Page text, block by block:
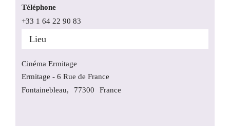
Lieu
Cinéma Ermitage
Ermitage - 6 Rue de France
Fontainebleau, 77300 France
Téléphone
+33 1 64 22 90 83